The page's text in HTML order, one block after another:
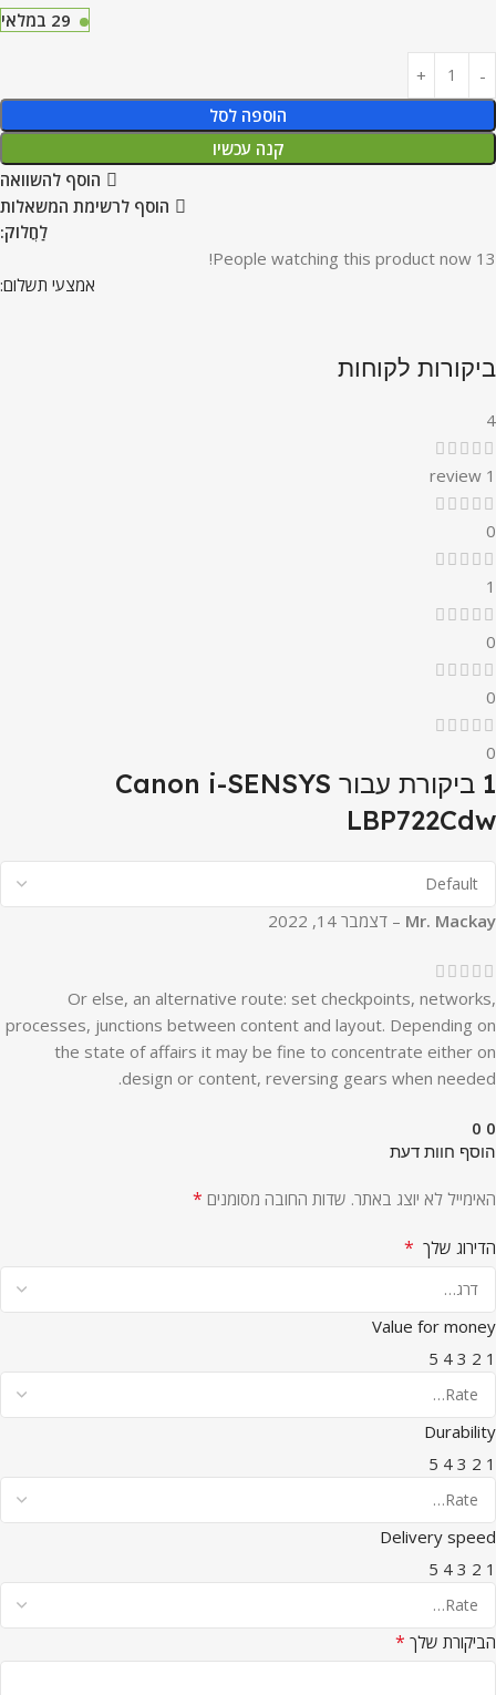
29 במלאי
הוספה לסל
קנה עכשיו
הוסף להשוואה
הוסף לרשימת המשאלות
לַחֲלוֹק:
13
People watching this product now!
אמצעי תשלום:
ביקורות לקוחות
4
1 review
0
1
0
0
0
1 ביקורת עבור
Canon i-SENSYS
LBP722Cdw
Mr. Mackay
– דצמבר 14, 2022
Or else, an alternative route: set checkpoints, networks,
processes, junctions between content and layout. Depending on
the state of affairs it may be fine to concentrate either on
design or content, reversing gears when needed.
0
0
הוסף חוות דעת
האימייל לא יוצג באתר. שדות החובה מסומנים *
הדירוג שלך *
Value for money
1
2
3
4
5
Durability
1
2
3
4
5
Delivery speed
1
2
3
4
5
הביקורת שלך *